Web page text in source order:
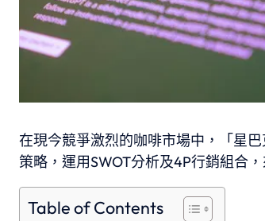
在現今競爭激烈的咖啡市場中，「星
策略，運用SWOT分析及4P行銷組合
Table of Contents